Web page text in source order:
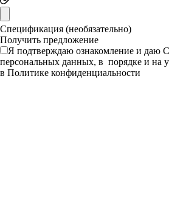
Спецификация (необязательно)
Я подтверждаю ознакомление и даю
персональных данных, в порядке и на
в Политике конфиденциальности